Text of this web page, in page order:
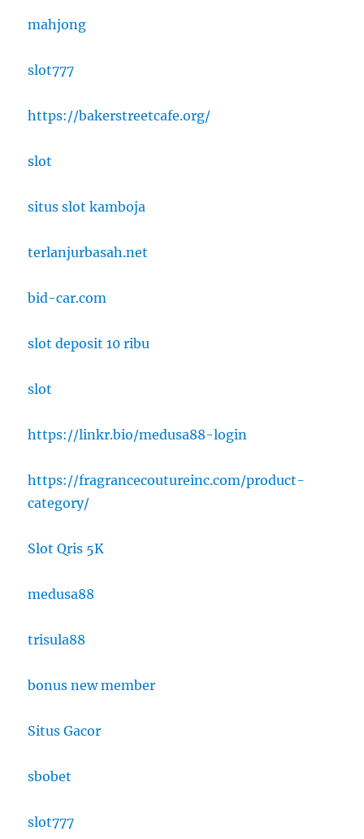
mahjong
slot777
https://bakerstreetcafe.org/
slot
situs slot kamboja
terlanjurbasah.net
bid-car.com
slot deposit 10 ribu
slot
https://linkr.bio/medusa88-login
https://fragrancecoutureinc.com/product-
category/
Slot Qris 5K
medusa88
trisula88
bonus new member
Situs Gacor
sbobet
slot777